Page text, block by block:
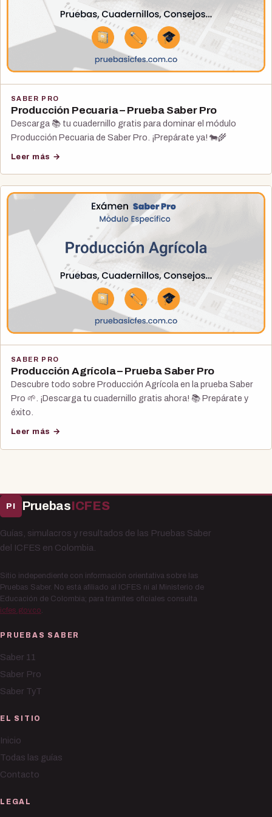
SABER PRO
Producción Pecuaria – Prueba Saber Pro
Descarga 📚 tu cuadernillo gratis para dominar el módulo
Producción Pecuaria de Saber Pro. ¡Prepárate ya! 🐄🌾
Leer más →
SABER PRO
Producción Agrícola – Prueba Saber Pro
Descubre todo sobre Producción Agrícola en la prueba Saber
Pro 🌱. ¡Descarga tu cuadernillo gratis ahora! 📚 Prepárate y
éxito.
Leer más →
PI PruebasICFES
Guías, simulacros y resultados de las Pruebas Saber
del ICFES en Colombia.
Sitio independiente con información orientativa sobre las
Pruebas Saber. No está afiliado al ICFES ni al Ministerio de
Educación de Colombia; para trámites oficiales consulta
icfes.gov.co.
PRUEBAS SABER
Saber 11
Saber Pro
Saber TyT
EL SITIO
Inicio
Todas las guías
Contacto
LEGAL